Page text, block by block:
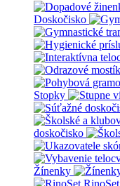
Doskočisko
Stopky
doskočisko
Žínenky
RinoSet